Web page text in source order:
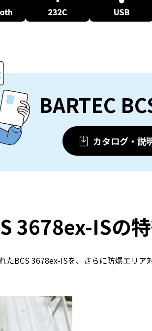
BARTEC
カタログ・説
3678ex-ISの
BCS 3678ex-ISを、さらに防爆エリア